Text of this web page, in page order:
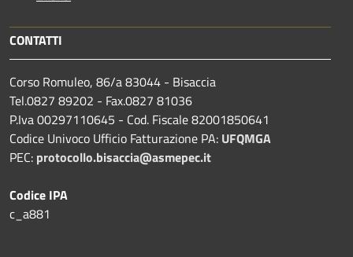
CONTATTI
Corso Romuleo, 86/a 83044 - Bisaccia
Tel.0827 89202 - Fax.0827 81036
P.Iva 00297110645 - Cod. Fiscale 82001850641
Codice Univoco Ufficio Fatturazione PA: UFQMGA
PEC: protocollo.bisaccia@asmepec.it
Codice IPA
c_a881